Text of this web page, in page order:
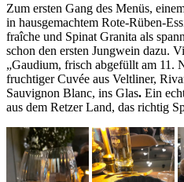
Zum ersten Gang des Menüs,
in hausgemachtem Rote-Rüben-
fraîche und Spinat Granita als
schon den ersten Jungwein dazu.
„Gaudium, frisch abgefüllt am 11.
fruchtiger Cuvée aus Veltliner,
Sauvignon Blanc, ins Glas. Ein
aus dem Retzer Land, das richtig